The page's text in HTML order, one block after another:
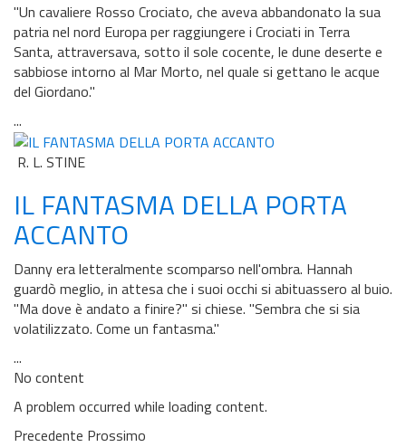
"Un cavaliere Rosso Crociato, che aveva abbandonato la sua
patria nel nord Europa per raggiungere i Crociati in Terra
Santa, attraversava, sotto il sole cocente, le dune deserte e
sabbiose intorno al Mar Morto, nel quale si gettano le acque
del Giordano."
...
R. L. STINE
IL FANTASMA DELLA PORTA
ACCANTO
Danny era letteralmente scomparso nell'ombra. Hannah
guardò meglio, in attesa che i suoi occhi si abituassero al buio.
"Ma dove è andato a finire?" si chiese. "Sembra che si sia
volatilizzato. Come un fantasma."
...
No content
A problem occurred while loading content.
Precedente Prossimo